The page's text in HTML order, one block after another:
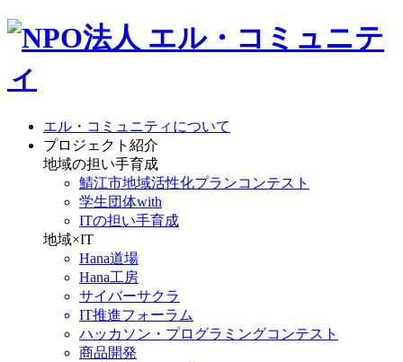
エル・コミュニティについて
プロジェクト紹介
地域の担い手育成
鯖江市地域活性化プランコンテスト
学生団体with
ITの担い手育成
地域×IT
Hana道場
Hana工房
サイバーサクラ
IT推進フォーラム
ハッカソン・プログラミングコンテスト
商品開発